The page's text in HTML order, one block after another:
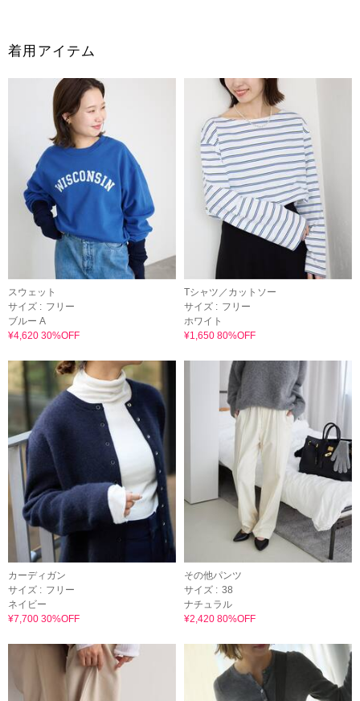
着用アイテム
スウェット
サイズ : フリー
ブルー A
¥4,620 30%OFF
Tシャツ／カットソー
サイズ : フリー
ホワイト
¥1,650 80%OFF
カーディガン
サイズ : フリー
ネイビー
¥7,700 30%OFF
その他パンツ
サイズ : 38
ナチュラル
¥2,420 80%OFF